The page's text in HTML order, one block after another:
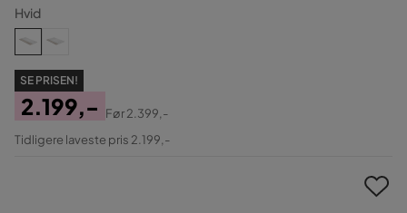
Hvid
SE PRISEN!
Pris
2.199,-
Original
Før2.399,-
Tidligere laveste pris 2.199,-